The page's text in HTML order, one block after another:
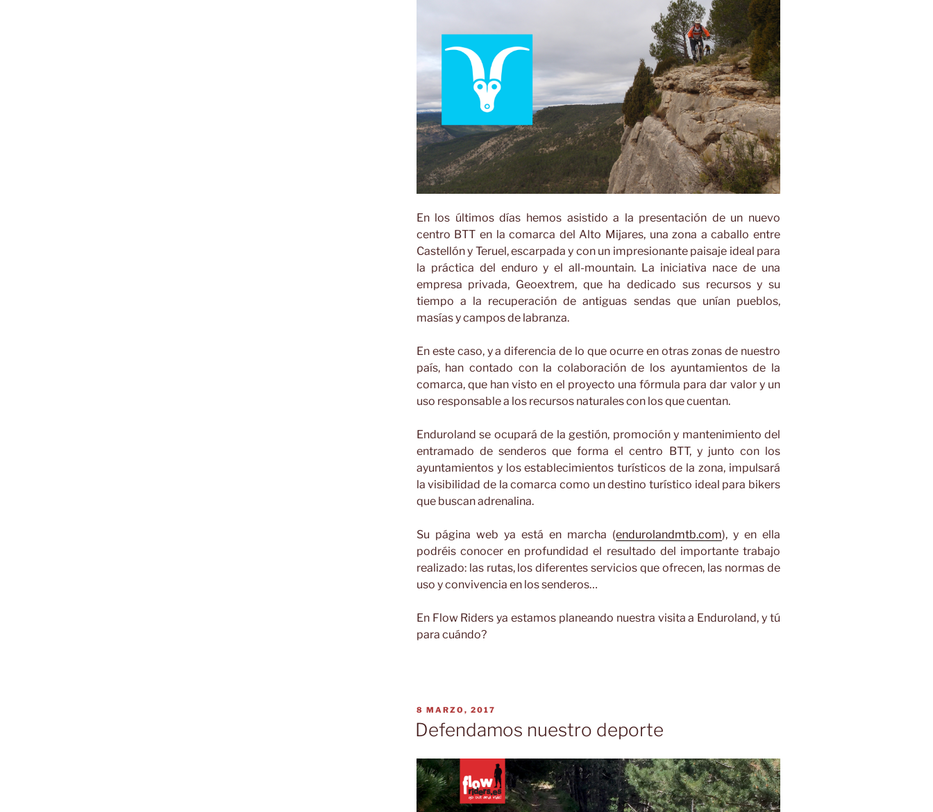
En los últimos días hemos asistido a la presentación de un nuevo
centro BTT en la comarca del Alto Mijares, una zona a caballo entre
Castellón y Teruel, escarpada y con un impresionante paisaje ideal para
la práctica del enduro y el all-mountain. La iniciativa nace de una
empresa privada, Geoextrem, que ha dedicado sus recursos y su
tiempo a la recuperación de antiguas sendas que unían pueblos,
masías y campos de labranza.
En este caso, y a diferencia de lo que ocurre en otras zonas de nuestro
país, han contado con la colaboración de los ayuntamientos de la
comarca, que han visto en el proyecto una fórmula para dar valor y un
uso responsable a los recursos naturales con los que cuentan.
Enduroland se ocupará de la gestión, promoción y mantenimiento del
entramado de senderos que forma el centro BTT, y junto con los
ayuntamientos y los establecimientos turísticos de la zona, impulsará
la visibilidad de la comarca como un destino turístico ideal para bikers
que buscan adrenalina.
Su página web ya está en marcha (endurolandmtb.com), y en ella
podréis conocer en profundidad el resultado del importante trabajo
realizado: las rutas, los diferentes servicios que ofrecen, las normas de
uso y convivencia en los senderos…
En Flow Riders ya estamos planeando nuestra visita a Enduroland, y tú
para cuándo?
PUBLICADO
EL
8 MARZO, 2017
Defendamos nuestro deporte